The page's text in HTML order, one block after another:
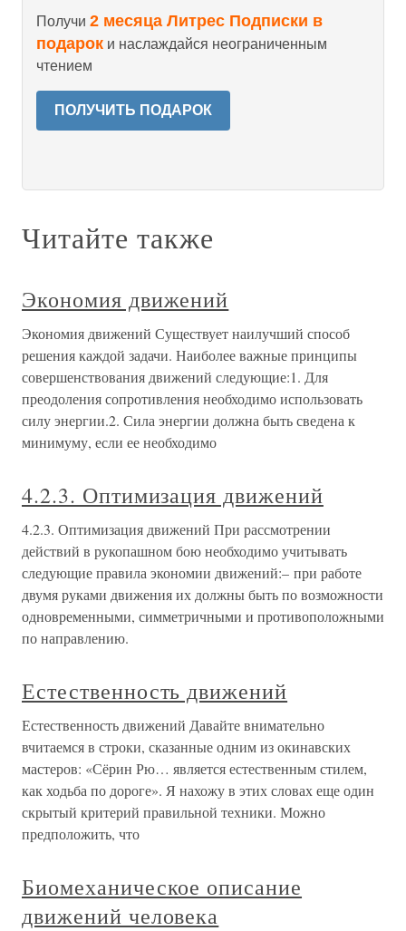
Получи 2 месяца Литрес Подписки в
подарок и наслаждайся неограниченным
чтением
ПОЛУЧИТЬ ПОДАРОК
Читайте также
Экономия движений
Экономия движений Существует наилучший способ
решения каждой задачи. Наиболее важные принципы
совершенствования движений следующие:1. Для
преодоления сопротивления необходимо использовать
силу энергии.2. Сила энергии должна быть сведена к
минимуму, если ее необходимо
4.2.3. Оптимизация движений
4.2.3. Оптимизация движений При рассмотрении
действий в рукопашном бою необходимо учитывать
следующие правила экономии движений:– при работе
двумя руками движения их должны быть по возможности
одновременными, симметричными и противоположными
по направлению.
Естественность движений
Естественность движений Давайте внимательно
вчитаемся в строки, сказанные одним из окинавских
мастеров: «Сёрин Рю… является естественным стилем,
как ходьба по дороге». Я нахожу в этих словах еще один
скрытый критерий правильной техники. Можно
предположить, что
Биомеханическое описание
движений человека